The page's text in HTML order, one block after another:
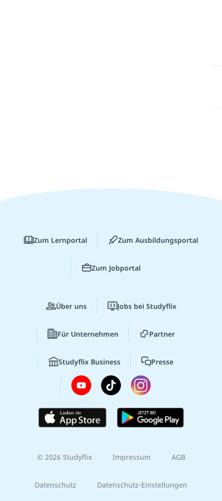
Zum Lernportal Zum Ausbildungsportal
Zum Jobportal
Über uns Jobs bei Studyflix
Für Unternehmen Partner
Studyflix Business Presse
© 2026 Studyflix Impressum AGB
Datenschutz Datenschutz-Einstellungen